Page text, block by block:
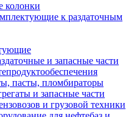
колонки
к раздаточным
и запасные части
пасты, пломбираторы
и запасные части
и грузовой техники